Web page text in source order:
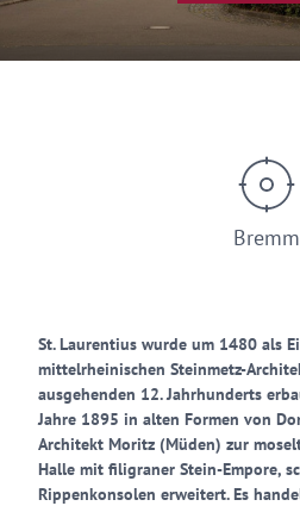
Bremm
St. Laurentius wurde um 1480 als
mittelrheinischen Steinmetz-
ausgehenden 12. Jahrhunderts
Jahre 1895 in alten Formen von
Architekt Moritz (Müden) zur
Halle mit filigraner Stein-Empore,
Rippenkonsolen erweitert. Es